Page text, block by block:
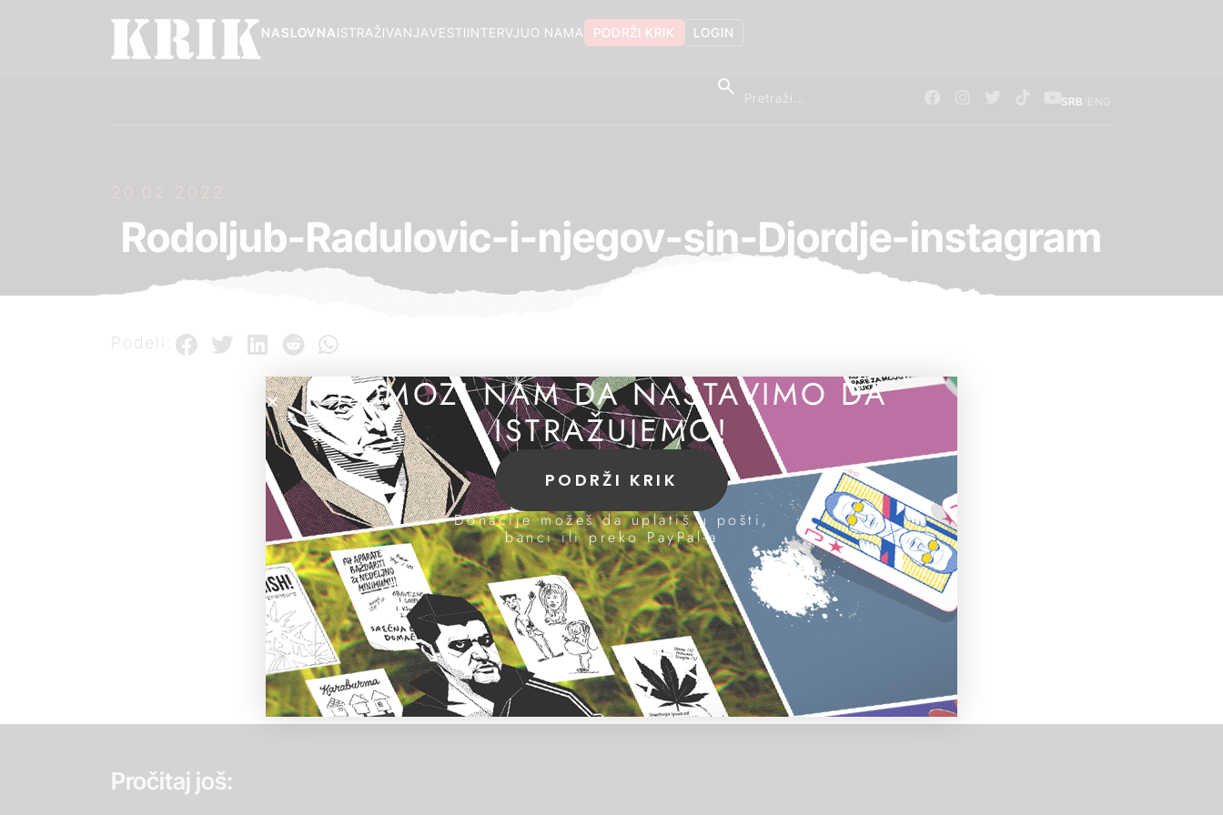
LOGIN
PODRŽI KRIK
O NAMA
INTERVJU
VESTI
ISTRAŽIVANJA
NASLOVNA
SRB
20.02.2022.
Rodoljub-Radulovic-i-njegov-sin-Djordje-instagram
Podeli:
Pročitaj još:
POMOZI NAM DA NASTAVIMO DA
ISTRAŽUJEMO!
PODRŽI KRIK
Donacije možeš da uplatiš u pošti,
banci ili preko PayPal-a